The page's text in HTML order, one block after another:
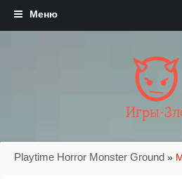
Playtime Horror Monster Ground »